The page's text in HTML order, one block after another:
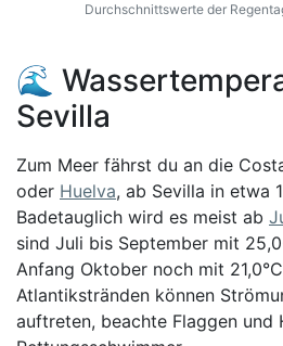
Durchschnittswerte der
🌊
Sevilla
Zum Meer fährst du an die
oder Huelva, ab Sevilla in etwa
Badetauglich wird es meist ab
sind Juli bis September mit
Anfang Oktober noch mit
Atlantikstränden können
auftreten, beachte Flaggen und